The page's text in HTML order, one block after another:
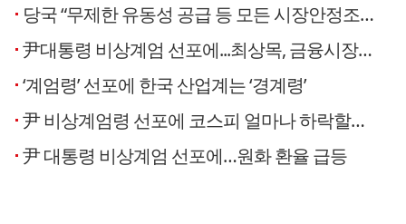
당국 “무제한 유동성 공급 등 모든 시장안정조치 총동원”
尹대통령 비상계엄 선포에...최상목, 금융시장 상황 점검 긴급회의 소집
‘계엄령’ 선포에 한국 산업계는 ‘경계령’
尹 비상계엄령 선포에 코스피 얼마나 하락할까…‘이것’ 확인해야
尹 대통령 비상계엄 선포에…원화 환율 급등